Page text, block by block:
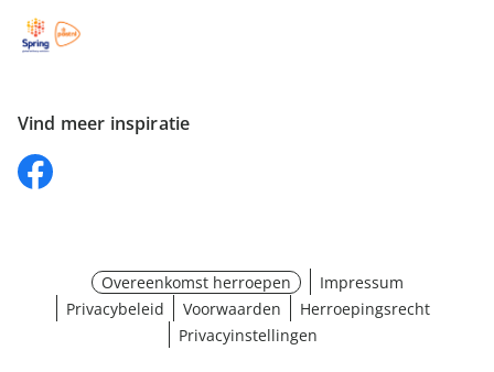
Vind meer inspiratie
Overeenkomst herroepen
Impressum
Privacybeleid
Voorwaarden
Herroepingsrecht
Privacyinstellingen